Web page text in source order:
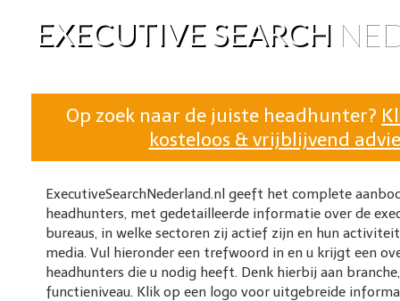
EXECUTIVE SEARCH
Op zoek naar de juiste headhunter?
kosteloos & vrijblijvend
ExecutiveSearchNederland.nl geeft het complete
headhunters, met gedetailleerde informatie over de
bureaus, in welke sectoren zij actief zijn en hun
media. Vul hieronder een trefwoord in en u krijgt een
headhunters die u nodig heeft. Denk hierbij aan
functieniveau. Klik op een logo voor uitgebreide